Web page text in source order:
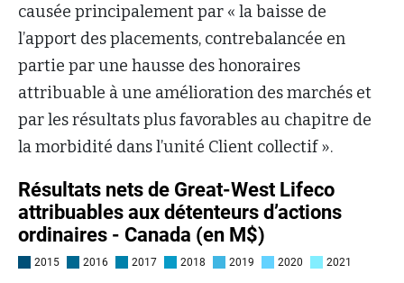
causée principalement par « la baisse de
l’apport des placements, contrebalancée en
partie par une hausse des honoraires
attribuable à une amélioration des marchés et
par les résultats plus favorables au chapitre de
la morbidité dans l’unité Client collectif ».